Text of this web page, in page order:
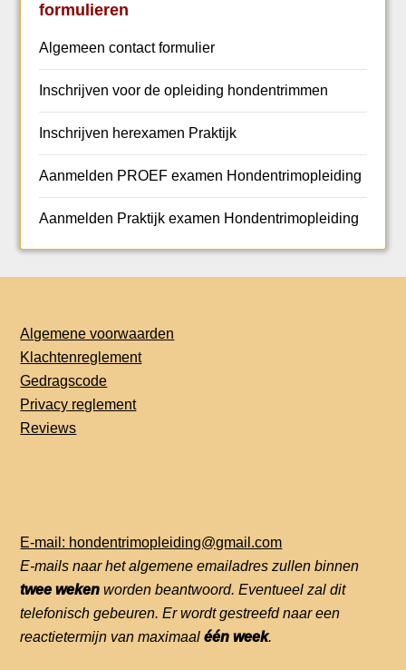
formulieren
Algemeen contact formulier
Inschrijven voor de opleiding hondentrimmen
Inschrijven herexamen Praktijk
Aanmelden PROEF examen Hondentrimopleiding
Aanmelden Praktijk examen Hondentrimopleiding
Algemene voorwaarden
Klachtenreglement
Gedragscode
Privacy reglement
Reviews
E-mail: hondentrimopleiding@gmail.com
E-mails naar het algemene emailadres zullen binnen
twee weken worden beantwoord. Eventueel zal dit
telefonisch gebeuren. Er wordt gestreefd naar een
reactietermijn van maximaaléén week.